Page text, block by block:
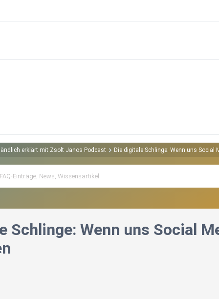
erklärt mit Zsolt Janos Podcast Die digitale Schlinge: Wenn uns Social
Schlinge: Wenn uns Social